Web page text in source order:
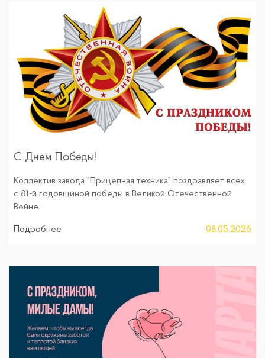
С Днем Победы!
Коллектив завода "Прицепная техника" поздравляет всех
с 81-й годовщиной победы в Великой Отечественной
Войне.
Подробнее 08.05.2026